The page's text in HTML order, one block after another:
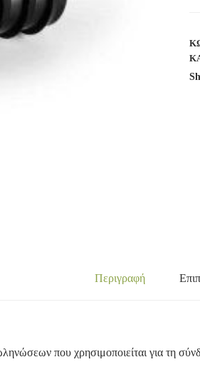
Περιγραφή
που χρησιμοποιείται για τη